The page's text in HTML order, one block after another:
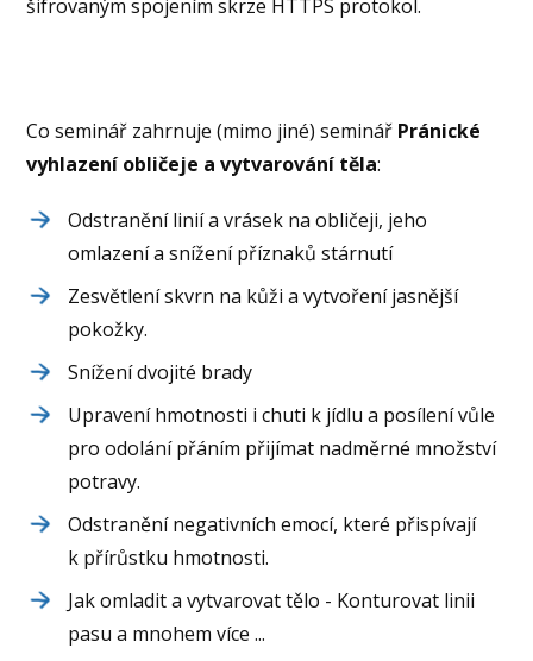
šifrovaným spojením skrze HTTPS protokol.
Co seminář zahrnuje (mimo jiné) seminář Pránické
vyhlazení obličeje a vytvarování těla:
Odstranění linií a vrásek na obličeji, jeho
omlazení a snížení příznaků stárnutí
Zesvětlení skvrn na kůži a vytvoření jasnější
pokožky.
Snížení dvojité brady
Upravení hmotnosti i chuti k jídlu a posílení vůle
pro odolání přáním přijímat nadměrné množství
potravy.
Odstranění negativních emocí, které přispívají
k přírůstku hmotnosti.
Jak omladit a vytvarovat tělo - Konturovat linii
pasu a mnohem více ...